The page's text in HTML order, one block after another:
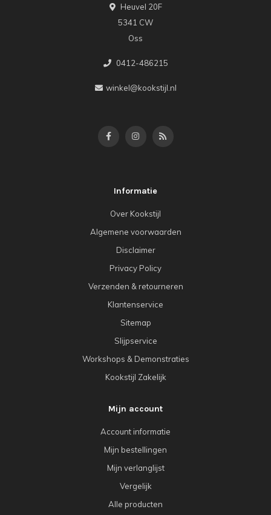
Heuvel 20F
5341 CW
Oss
0412-486215
winkel@kookstijl.nl
Informatie
Over Kookstijl
Algemene voorwaarden
Disclaimer
Privacy Policy
Verzenden & retourneren
Klantenservice
Sitemap
Slijpservice
Workshops & Demonstraties
Kookstijl Zakelijk
Mijn account
Account informatie
Mijn bestellingen
Mijn verlanglijst
Vergelijk
Alle producten